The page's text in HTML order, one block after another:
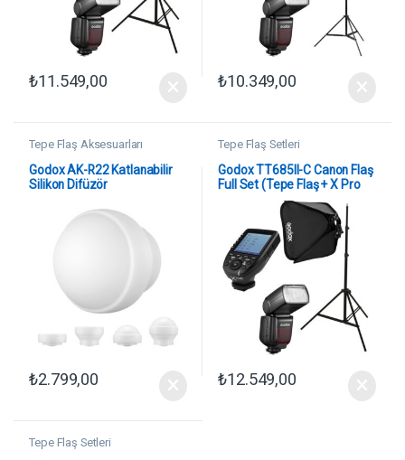
₺11.549,00 ₺10.349,00
Tepe Flaş Aksesuarları
Godox AK-R22 Katlanabilir
Silikon Difüzör
₺2.799,00
Tepe Flaş Setleri
Godox TT685II-C Canon Flaş
Full Set (Tepe Flaş + X Pro
Tetikleyici + Işık Ayağı +
40×40 Softbox)
₺12.549,00
Tepe Flaş Setleri